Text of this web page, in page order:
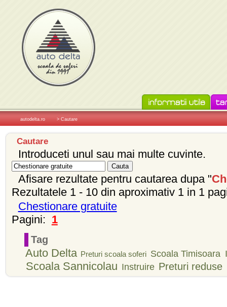
autodelta.ro > Cautare
Cautare
Introduceti unul sau mai multe cuvinte.
Afisare rezultate pentru cautarea dupa "
Rezultatele 1 - 10 din aproximativ 1 in 1
Chestionare gratuite
Pagini: 1
Tag
Auto Delta Preturi scoala soferi Scoala Timisoara
Scoala Sannicolau Instruire Preturi reduse